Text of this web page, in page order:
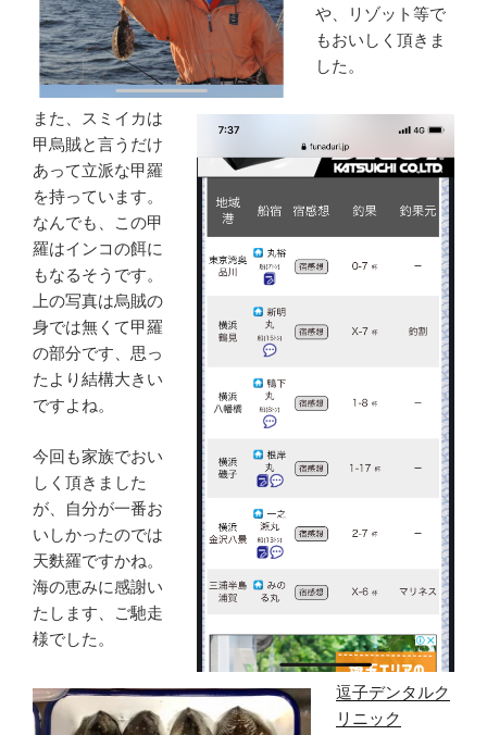
や、リゾット等で
もおいしく頂きま
した。
また、スミイカは
甲烏賊と言うだけ
あって立派な甲羅
を持っています。
なんでも、この甲
羅はインコの餌に
もなるそうです。
上の写真は烏賊の
身では無くて甲羅
の部分です、思っ
たより結構大きい
ですよね。
今回も家族でおい
しく頂きました
が、自分が一番お
いしかったのでは
天麩羅ですかね。
海の恵みに感謝い
たします、ご馳走
様でした。
逗子デンタルク
リニック